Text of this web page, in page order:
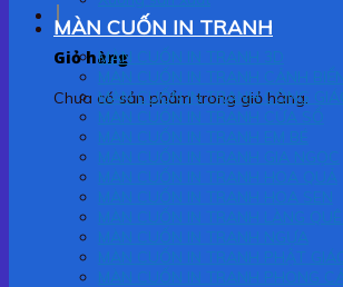
Giỏ hàng
Chưa có sản phẩm trong giỏ hàng.
MÀN CUỐN IN TRANH
MÀN CUỐN IN TRANH 3D
MÀN CUỐN IN TRANH CÔNG GIÁO